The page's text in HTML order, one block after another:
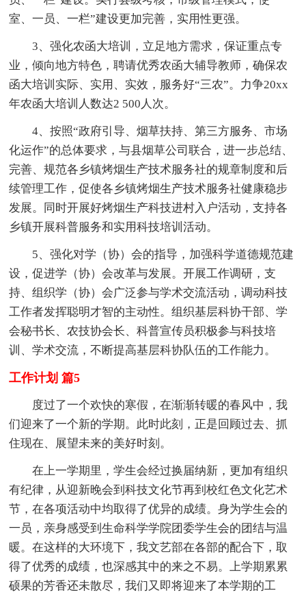
室、一员、一栏”建设更加完善，实用性更强。
3、强化农函大培训，立足地方需求，保证重点专
业，倾向地方特色，聘请优秀农函大辅导教师，确保农
函大培训实际、实用、实效，服务好“三农”。力争20xx
年农函大培训人数达2 500人次。
4、按照“政府引导、烟草扶持、第三方服务、市场
化运作”的总体要求，与县烟草公司联合，进一步总结、
完善、规范各乡镇烤烟生产技术服务社的规章制度和后
续管理工作，促使各乡镇烤烟生产技术服务社健康稳步
发展。同时开展好烤烟生产科技进村入户活动，支持各
乡镇开展科普服务和实用科技培训活动。
5、强化对学（协）会的指导，加强科学道德规范建
设，促进学（协）会改革与发展。开展工作调研，支
持、组织学（协）会广泛参与学术交流活动，调动科技
工作者发挥聪明才智的主动性。组织基层科协干部、学
会秘书长、农技协会长、科普宣传员积极参与科技培
训、学术交流，不断提高基层科协队伍的工作能力。
工作计划 篇5
度过了一个欢快的寒假，在渐渐转暖的春风中，我
们迎来了一个新的学期。此时此刻，正是回顾过去、抓
住现在、展望未来的美好时刻。
在上一学期里，学生会经过换届纳新，更加有组织
有纪律，从迎新晚会到科技文化节再到校红色文化艺术
节，在各项活动中均取得了优异的成绩。身为学生会的
一员，亲身感受到生命科学学院团委学生会的团结与温
暖。在这样的大环境下，我文艺部在各部的配合下，取
得了优秀的成绩，也深感其中的来之不易。上学期累累
硕果的芳香还未散尽，我们又即将迎来了本学期的工